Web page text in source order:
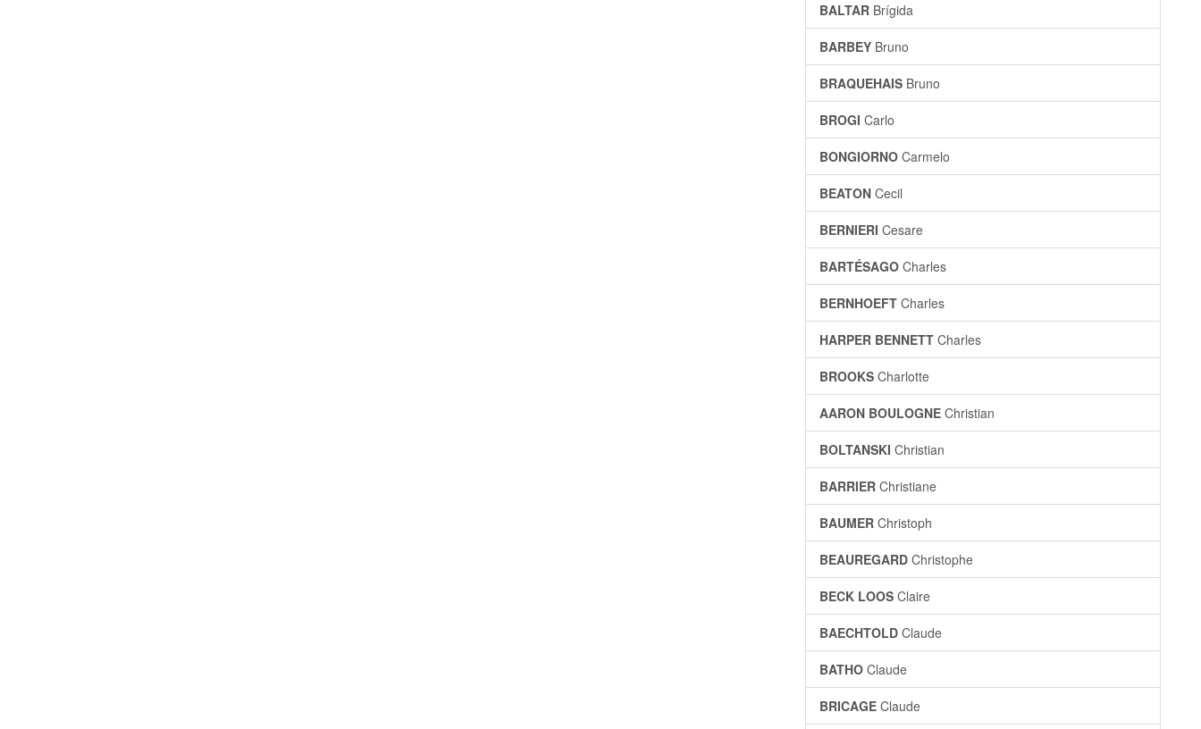
BALTAR Brígida
BARBEY Bruno
BRAQUEHAIS Bruno
BROGI Carlo
BONGIORNO Carmelo
BEATON Cecil
BERNIERI Cesare
BARTÉSAGO Charles
BERNHOEFT Charles
HARPER BENNETT Charles
BROOKS Charlotte
AARON BOULOGNE Christian
BOLTANSKI Christian
BARRIER Christiane
BAUMER Christoph
BEAUREGARD Christophe
BECK LOOS Claire
BAECHTOLD Claude
BATHO Claude
BRICAGE Claude